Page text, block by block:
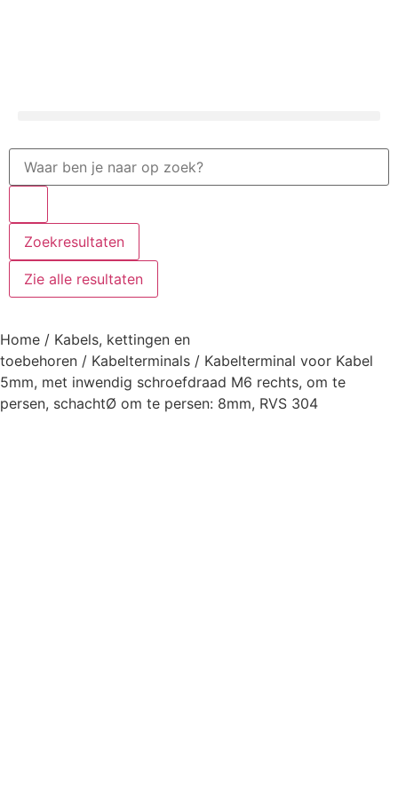
Zoekresultaten
Zie alle resultaten
Home / Kabels, kettingen en
toebehoren / Kabelterminals / Kabelterminal voor Kabel
5mm, met inwendig schroefdraad M6 rechts, om te
persen, schachtØ om te persen: 8mm, RVS 304